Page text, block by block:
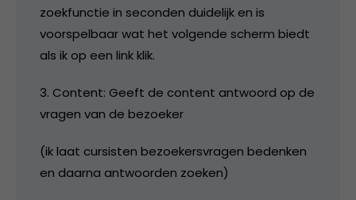
zoekfunctie in seconden duidelijk en is
voorspelbaar wat het volgende scherm biedt
als ik op een link klik.
3. Content: Geeft de content antwoord op de
vragen van de bezoeker
(ik laat cursisten bezoekersvragen bedenken
en daarna antwoorden zoeken)